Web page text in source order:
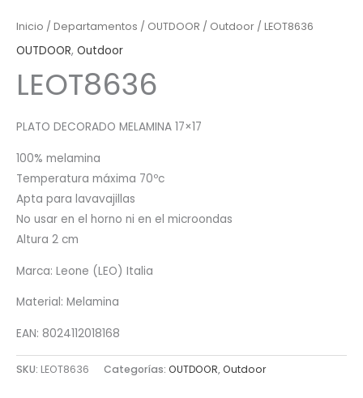
Inicio / Departamentos / OUTDOOR / Outdoor / LEOT8636
OUTDOOR, Outdoor
LEOT8636
PLATO DECORADO MELAMINA 17×17
100% melamina
Temperatura máxima 70ºc
Apta para lavavajillas
No usar en el horno ni en el microondas
Altura 2 cm
Marca: Leone (LEO) Italia
Material: Melamina
EAN: 8024112018168
SKU: LEOT8636 Categorías: OUTDOOR,Outdoor